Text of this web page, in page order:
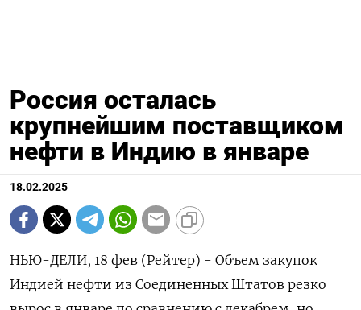
Россия осталась
крупнейшим поставщиком
нефти в Индию в январе
18.02.2025
НЬЮ-ДЕЛИ, 18 фев (Рейтер) - Объем закупок
Индией нефти из Соединенных Штатов резко